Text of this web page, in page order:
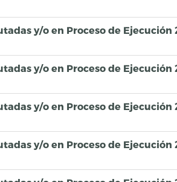
y/o en Proceso de Ejecución
y/o en Proceso de Ejecución
y/o en Proceso de Ejecución
y/o en Proceso de Ejecución